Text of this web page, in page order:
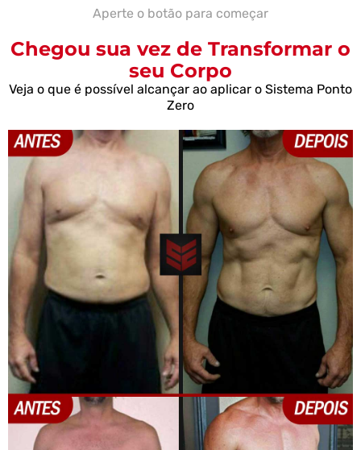
Aperte o botão para começar
Chegou sua vez de Transformar o
seu Corpo
Veja o que é possível alcançar ao aplicar o Sistema Ponto
Zero